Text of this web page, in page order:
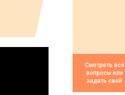
Смотреть все
вопросы или
задать свой